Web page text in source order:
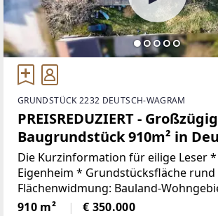
GRUNDSTÜCK 2232 DEUTSCH-WAGRAM
PREISREDUZIERT -
Baugrundstück 910m² in
Wagram – Ihr Traum vom
Die Kurzinformation für eilige Leser * Baugrund
Eigenheim * Grundstücksfläche rund 910 m² *
Flächenwidmung: Bauland-Wohngebiet *
offen, gekuppelte Bauweise, 30%
910 m² € 350.000